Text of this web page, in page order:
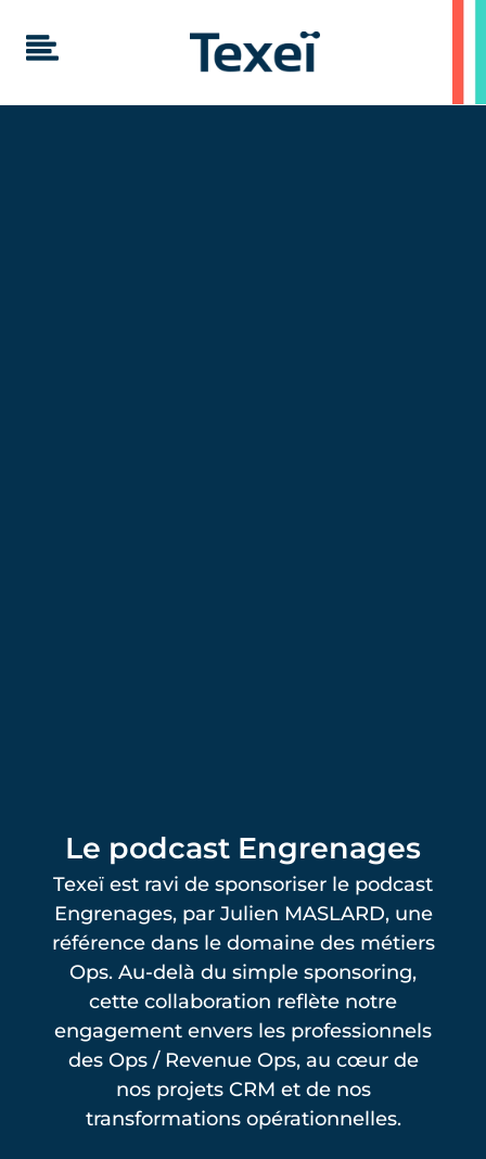
Le podcast Engrenages
Texeï est ravi de sponsoriser le podcast
Engrenages, par Julien MASLARD, une
référence dans le domaine des métiers
Ops. Au-delà du simple sponsoring,
cette collaboration reflète notre
engagement envers les professionnels
des Ops / Revenue Ops, au cœur de
nos projets CRM et de nos
transformations opérationnelles.